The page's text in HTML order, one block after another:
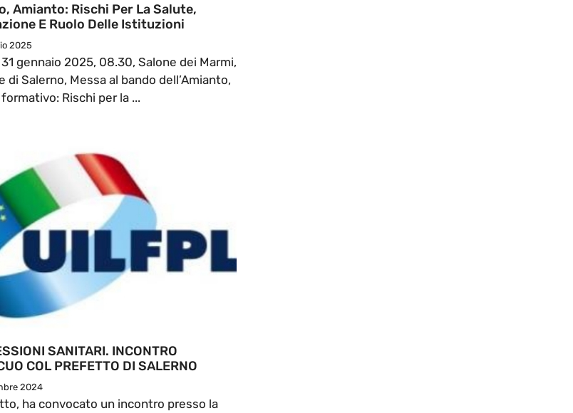
Amianto: Rischi Per La Salute,
E Ruolo Delle Istituzioni
2025
gennaio 2025, 08.30, Salone dei Marmi,
di Salerno, Messa al bando dell’Amianto,
Rischi per la ...
SANITARI. INCONTRO
COL PREFETTO DI SALERNO
2024
ha convocato un incontro presso la